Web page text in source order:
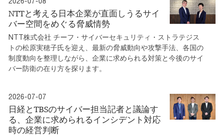
NTTと考える日本企業が直面しうるサイ
バー空間をめぐる脅威情勢
NTT株式会社 チーフ・サイバーセキュリティ・ストラテジス
トの松原実穂子氏を迎え、最新の脅威動向や攻撃手法、各国の
制度動向を整理しながら、企業に求められる対策と今後のサイ
バー防衛の在り方を探ります。
2026-07-07
日経とTBSのサイバー担当記者と議論す
る、企業に求められるインシデント対応
時の経営判断